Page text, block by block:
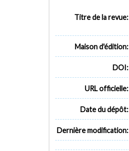
Titre de la revue:
Maison d'édition:
DOI:
URL officielle:
Date du dépôt:
Dernière modification: